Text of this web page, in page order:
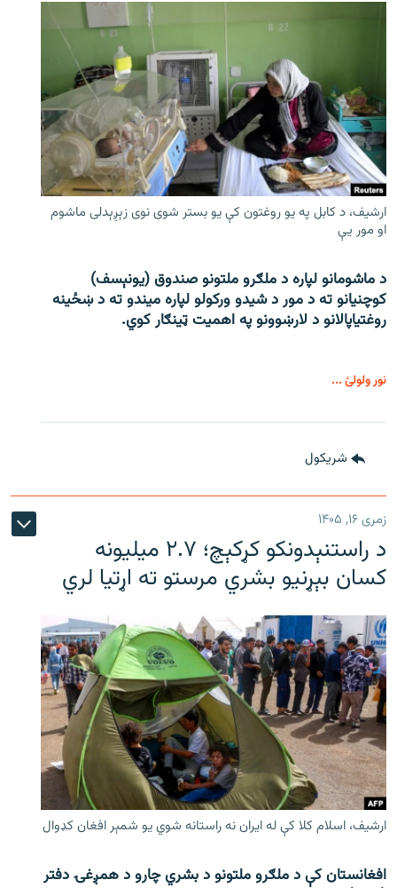
ارشیف، د کابل په یو روغتون کې یو بستر شوی نوی زېږېدلی ماشوم
او مور یې
د ماشومانو لپاره د ملګرو ملتونو صندوق (یونېسف)
کوچنیانو ته د مور د شیدو ورکولو لپاره میندو ته د ښځینه
روغتیاپالانو د لارښوونو په اهمیت ټینګار کوي.
نور ولولئ ...
شريکول
زمری ۱۶, ۱۴۰۵
د راستنېدونکو کړکېچ؛ ۲.۷ میلیونه
کسان بېړنیو بشري مرستو ته اړتیا لري
ارشیف، اسلام کلا کې له ایران نه راستانه شوي یو شمېر افغان کډوال
افغانستان کې د ملګرو ملتونو د بشري چارو د همږغۍ دفتر